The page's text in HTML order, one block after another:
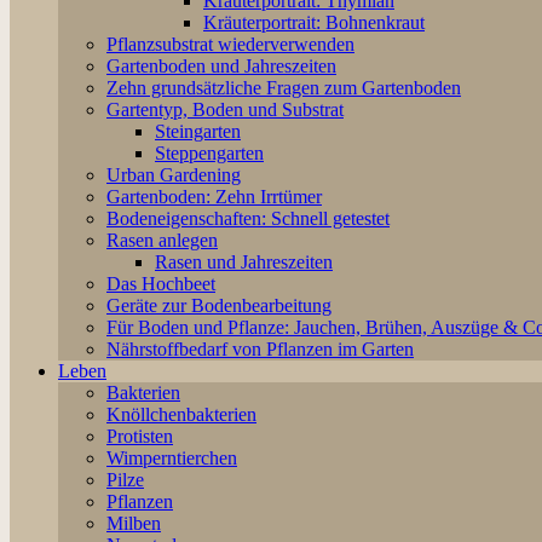
Kräuterportrait: Bohnenkraut
Pflanzsubstrat wiederverwenden
Gartenboden und Jahreszeiten
Zehn grundsätzliche Fragen zum Gartenboden
Gartentyp, Boden und Substrat
Steingarten
Steppengarten
Urban Gardening
Gartenboden: Zehn Irrtümer
Bodeneigenschaften: Schnell getestet
Rasen anlegen
Rasen und Jahreszeiten
Das Hochbeet
Geräte zur Bodenbearbeitung
Für Boden und Pflanze: Jauchen, Brühen, Auszüge &
Nährstoffbedarf von Pflanzen im Garten
Leben
Bakterien
Knöllchenbakterien
Protisten
Wimperntierchen
Pilze
Pflanzen
Milben